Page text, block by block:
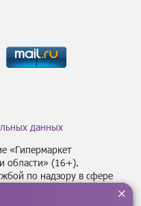
данных
«Гипермаркет
области» (16+).
по надзору в сфере
за регистрационным